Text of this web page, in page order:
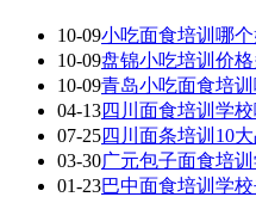
10-09小吃面食培训哪
10-09盘锦小吃培训价
10-09青岛小吃面食培
04-13四川面食培训学
07-25四川面条培训10
03-30广元包子面食培
01-23巴中面食培训学